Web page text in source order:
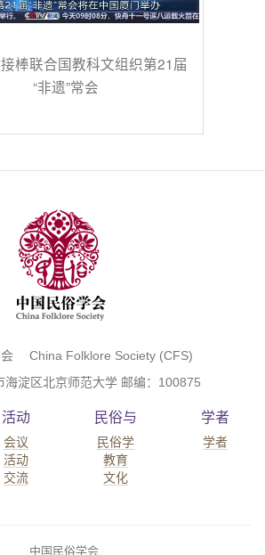
棒联合国教科文组织第21届
“非遗”常会
会 China Folklore Society (CFS)
海淀区北京师范大学 邮编：100875
活动
会议
活动
交流
民俗与
民俗学
教育
文化
学者
学者
中国民俗学会